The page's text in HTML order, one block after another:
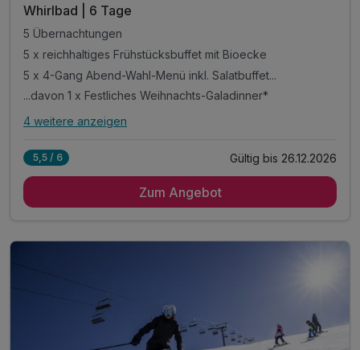
Whirlbad | 6 Tage
5 Übernachtungen
5 x reichhaltiges Frühstücksbuffet mit Bioecke
5 x 4-Gang Abend-Wahl-Menü inkl. Salatbuffet...
...davon 1 x Festliches Weihnachts-Galadinner*
Alle Inklusivleistungen
5 x reichhaltiges Frühstücksbuffet mit Bioecke
Leihbademantel für die Dauer Ihres Aufenthaltes
inkl. 10% Rabatt im Sporthaus Narr
4 weitere anzeigen
5,5 / 6 Gültig bis 26.12.2026
Zum Angebot